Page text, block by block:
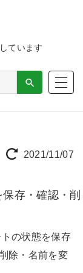
ています
2021/11/07
存・確認・削
の状態を保存
除・名前を変